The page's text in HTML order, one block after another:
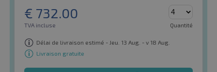
€ 732.00
TVA incluse Quantité
Délai de livraison estimé - Jeu. 13 Aug. - v 18 Aug.
Livraison gratuite